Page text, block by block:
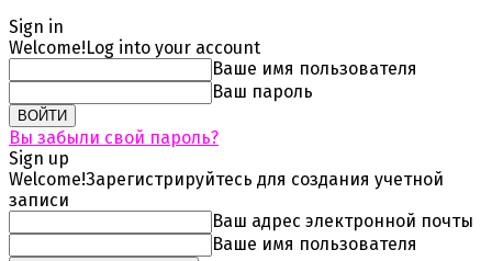
Sign in
Welcome!Log into your account
Ваше имя пользователя
Ваш пароль
Вы забыли свой пароль?
Sign up
Welcome!Зарегистрируйтесь для создания учетной
записи
Ваш адрес электронной почты
Ваше имя пользователя